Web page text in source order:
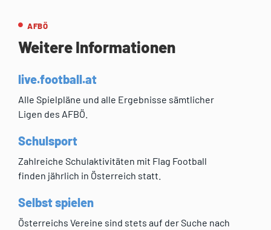
AFBÖ
Weitere Informationen
live.football.at
Alle Spielpläne und alle Ergebnisse sämtlicher
Ligen des AFBÖ.
Schulsport
Zahlreiche Schulaktivitäten mit Flag Football
finden jährlich in Österreich statt.
Selbst spielen
Österreichs Vereine sind stets auf der Suche nach